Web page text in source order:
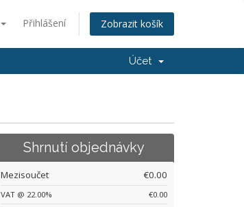
Přihlášení Zobrazit košík
Účet
Shrnutí objednávky
Mezisoučet €0.00
VAT @ 22.00%
€0.00